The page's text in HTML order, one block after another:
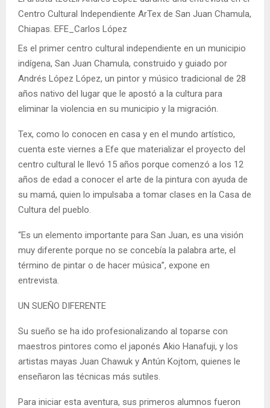
Centro Cultural Independiente ArTex de San Juan Chamula,
Chiapas. EFE_Carlos López
Es el primer centro cultural independiente en un municipio
indígena, San Juan Chamula, construido y guiado por
Andrés López López, un pintor y músico tradicional de 28
años nativo del lugar que le apostó a la cultura para
eliminar la violencia en su municipio y la migración.
Tex, como lo conocen en casa y en el mundo artístico,
cuenta este viernes a Efe que materializar el proyecto del
centro cultural le llevó 15 años porque comenzó a los 12
años de edad a conocer el arte de la pintura con ayuda de
su mamá, quien lo impulsaba a tomar clases en la Casa de
Cultura del pueblo.
“Es un elemento importante para San Juan, es una visión
muy diferente porque no se concebía la palabra arte, el
término de pintar o de hacer música”, expone en
entrevista.
UN SUEÑO DIFERENTE
Su sueño se ha ido profesionalizando al toparse con
maestros pintores como el japonés Akio Hanafuji, y los
artistas mayas Juan Chawuk y Antún Kojtom, quienes le
enseñaron las técnicas más sutiles.
Para iniciar esta aventura, sus primeros alumnos fueron